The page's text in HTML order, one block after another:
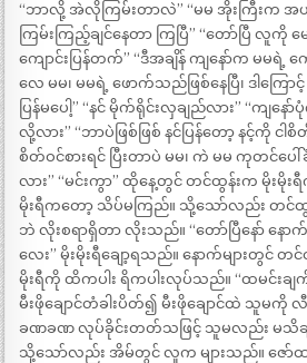
“ဘာလို့ အဲလိုကြမ်းတာလဲ” “မမ အိုးကြီးက အ
ကြမ်းကြည့်ချင်နေတာ ကြပြီ” “တော်ပြီ လူကို မ
ကျောင်းပြန်တက်” “ဒီအချိန် ကျနော်က မမရဲ့
လေ မမ၊ မမရဲ့ ဖောက်သည်ဖြစ်နေပြီ၊ ဒါကြော
ပြန်မပေါ့” “နင် မိုက်ရိုင်းလှချည်လား” “ကျန
လို့လား” “ဘာပဲဖြစ်ဖြစ် နင်ပြန်တော့ နင့်ကို ငါစိ
စိတ်ဝင်စားရင် ပြီးတာပဲ မမ၊ ကဲ မမ ကုတင်ပေ
လား” “မင်းကွာ” ထိုနေ့တွင် တင်ထွန်းက မိုးမို
မိုးရီကတော့ သိပ်မကြည်။ သို့သော်လည်း တင်ထွ
ဘဲ လိုးစရာရှိတာ လိုးသည်။ “တော်ပြီနော် နောက်
လေး” မိုးမိုးရီချော့ရသည်။ နောက်များတွင်
မိုးရီကို ထိကပါး ရိကပါးလုပ်သည်။ “ထမင်း
မီးဖိုချောင်တံခါးပိတ်၍ မီးဖိုချောင်ထဲ သူမကို
ခဏခဏ လုပ်ခိုင်းတတ်သဖြင့် သူမလည်း မသိ
သို့သော်လည်း အိမ်တွင် လူက များသည်။ ဇေ